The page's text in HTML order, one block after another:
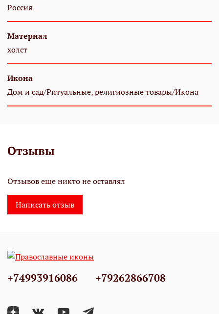
Россия
Материал
холст
Икона
Дом и сад/Ритуальные, религиозные товары/Икона
Отзывы
Отзывов еще никто не оставлял
Написать отзыв
+74993916086 +79262866708